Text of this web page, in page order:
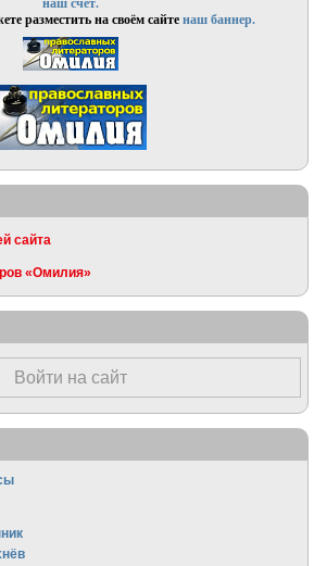
разместить на своём сайтенаш баннер.
сайта
«Омилия»
Войти на сайт